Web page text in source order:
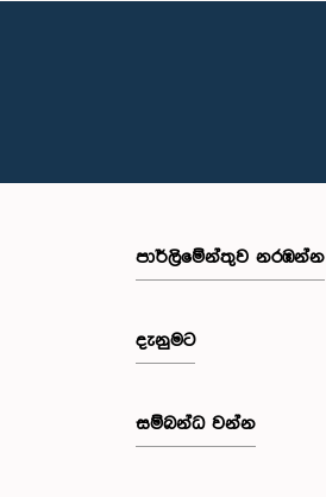
පාර්ලි‌මේන්තුව නරඹන්න
දැනුමට
සම්බන්ධ වන්න